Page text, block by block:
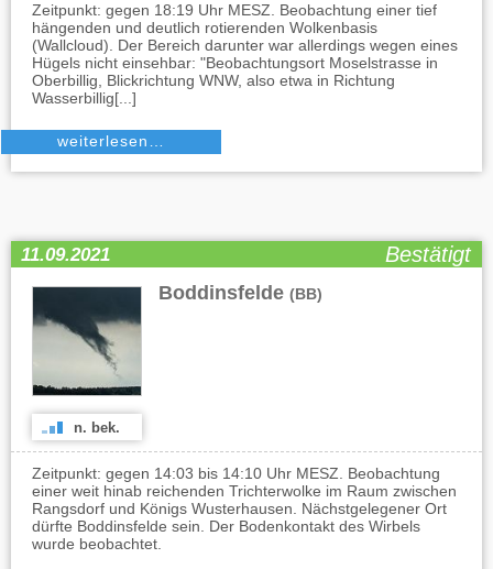
Zeitpunkt: gegen 18:19 Uhr MESZ. Beobachtung einer tief
hängenden und deutlich rotierenden Wolkenbasis
(Wallcloud). Der Bereich darunter war allerdings wegen eines
Hügels nicht einsehbar: "Beobachtungsort Moselstrasse in
Oberbillig, Blickrichtung WNW, also etwa in Richtung
Wasserbillig[...]
weiterlesen…
11.09.2021 Bestätigt
Boddinsfelde (BB)
n. bek.
Zeitpunkt: gegen 14:03 bis 14:10 Uhr MESZ. Beobachtung
einer weit hinab reichenden Trichterwolke im Raum zwischen
Rangsdorf und Königs Wusterhausen. Nächstgelegener Ort
dürfte Boddinsfelde sein. Der Bodenkontakt des Wirbels
wurde beobachtet.